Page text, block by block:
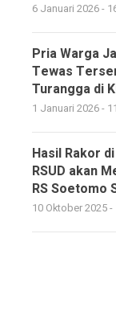
6 Januari 2026 -
Pria Warga
Tewas
Turangga di
1 Januari 2026 -
Hasil Rakor
RSUD akan
RS Soetomo
10 Oktober 2025 -